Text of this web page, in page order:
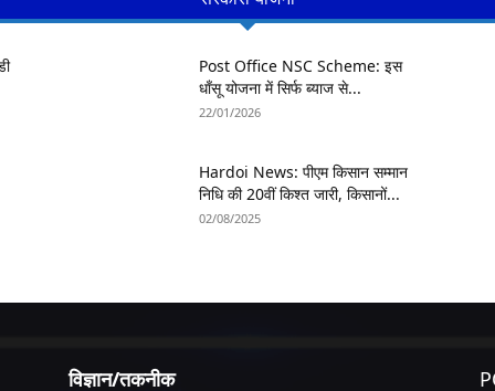
Post Office NSC Scheme: इस
धाँसू योजना में सिर्फ ब्याज से...
22/01/2026
Hardoi News: पीएम किसान सम्मान
निधि की 20वीं किश्त जारी, किसानों...
02/08/2025
विज्ञान/तकनीक